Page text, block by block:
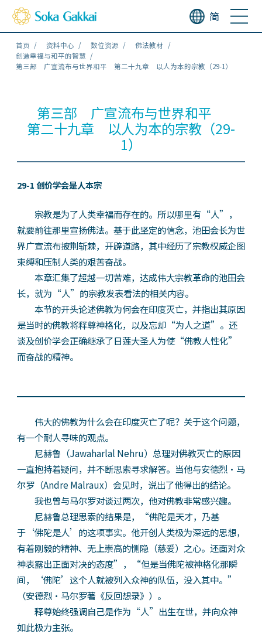
简
首页 资料中心 数位资源
佛法教材
创造幸福与和平的智慧
第三部 广宣流布与世界和平 第二十九章 以人为本的宗教（29-1）
第三部 广宣流布与世界和平
第二十九章 以人为本的宗教（29-
1）
29-1 创价学会是人本宗
宗教是为了人类幸福而存在的。所以哪里有“人”，
就要前往那里宣扬佛法。基于此坚定的信念，池田会长为世
界广宣流布披荆斩棘，开辟道路，其中经历了宗教权威企图
束缚和压制人类的艰苦奋战。
本章汇集了超越一切苦难，达成伟大宗教革命的池田会
长，就为“人”的宗教发表看法的相关内容。
本节的开头论述佛教为何会在印度灭亡，并指出其原因
是当时的佛教将释尊神格化，以及忘却“为人之道”。还
谈及创价学会正确继承了日莲大圣人为使“佛教人性化”
而奋战的精神。
伟大的佛教为什么会在印度灭亡了呢？关于这个问题，
有一个耐人寻味的观点。
尼赫鲁（Jawaharlal Nehru）总理对佛教灭亡的原因
一直抱持着疑问，并不断思索寻求解答。当他与安德烈·马
尔罗（Andre Malraux）会见时，说出了他得出的结论。
我也曾与马尔罗对谈过两次，他对佛教非常感兴趣。
尼赫鲁总理思索的结果是，“佛陀是天才，乃基
于‘佛陀是人’的这项事实。他开创人类极为深远的思想，
有着刚毅的精神、无上崇高的恻隐（慈爱）之心。还面对众
神表露出正面对决的态度”，“但是当佛陀被神格化那瞬
间，‘佛陀’这个人就被列入众神的队伍，没入其中。”
（安德烈·马尔罗著《反回想录》）。
释尊始终强调自己是作为“人”出生在世，并向众神
如此极力主张。